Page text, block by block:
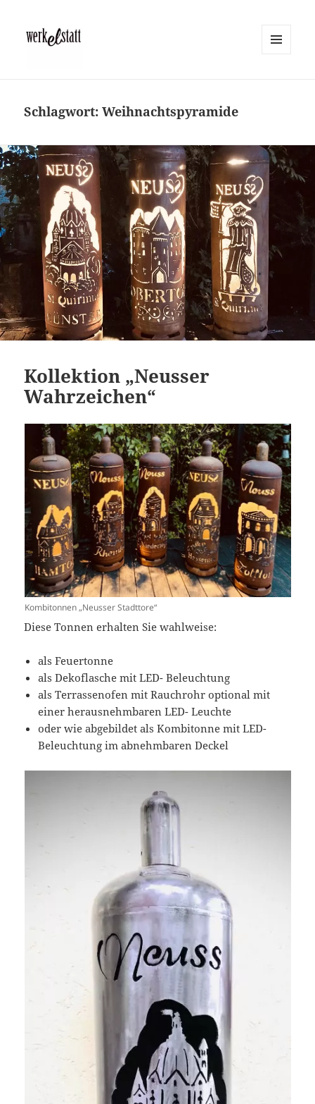
Schlagwort:Weihnachtspyramide
Kollektion „Neusser
Wahrzeichen“
Kombitonnen „Neusser Stadttore“
Diese Tonnen erhalten Sie wahlweise:
als Feuertonne
als Dekoflasche mit LED- Beleuchtung
als Terrassenofen mit Rauchrohr optional mit
einer herausnehmbaren LED- Leuchte
oder wie abgebildet als Kombitonne mit LED-
Beleuchtung im abnehmbaren Deckel